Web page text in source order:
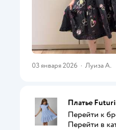
03 января 2026 · Луиза А.
Платье
Перейти к
Перейти в